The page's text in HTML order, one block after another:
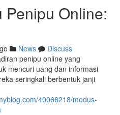
Penipu Online:
News
Discuss
penipu online yang
mencuri uang dan informasi
seringkali berbentuk janji
40066218/modus-